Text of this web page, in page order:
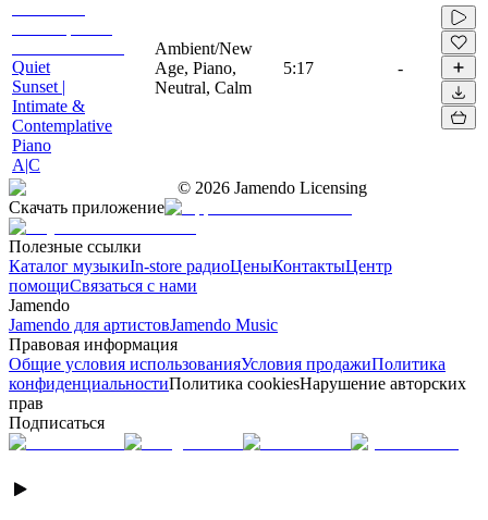
Quiet
Sunset |
Intimate &
Contemplative
Piano
A|C
Ambient/New
Age, Piano,
Neutral, Calm
5:17 -
© 2026 Jamendo Licensing
Скачать приложение
Полезные ссылки
Каталог музыкиIn-store радиоЦеныКонтактыЦентр
помощиСвязаться с нами
Jamendo
Jamendo для артистовJamendo Music
Правовая информация
Общие условия использованияУсловия продажиПолитика
конфиденциальностиПолитика cookiesНарушение авторских
прав
Подписаться